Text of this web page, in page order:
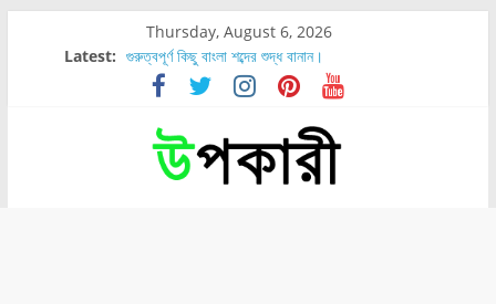
Thursday, August 6, 2026
Latest: গুরুত্বপূর্ণ কিছু বাংলা শব্দের শুদ্ধ বানান।
শরীরের কোন অংশে বেডসোর বেশি হয়?
নাসাল টিউব কতদিন রাখা যায়?
রোগীর পিঠ, কোমর এবং পায়ে বেডসোর দেখা গেলে করণীয় কি?
পার্সিমন ফলের স্বাস্থ্য ও পুষ্টি উপকারিতা।